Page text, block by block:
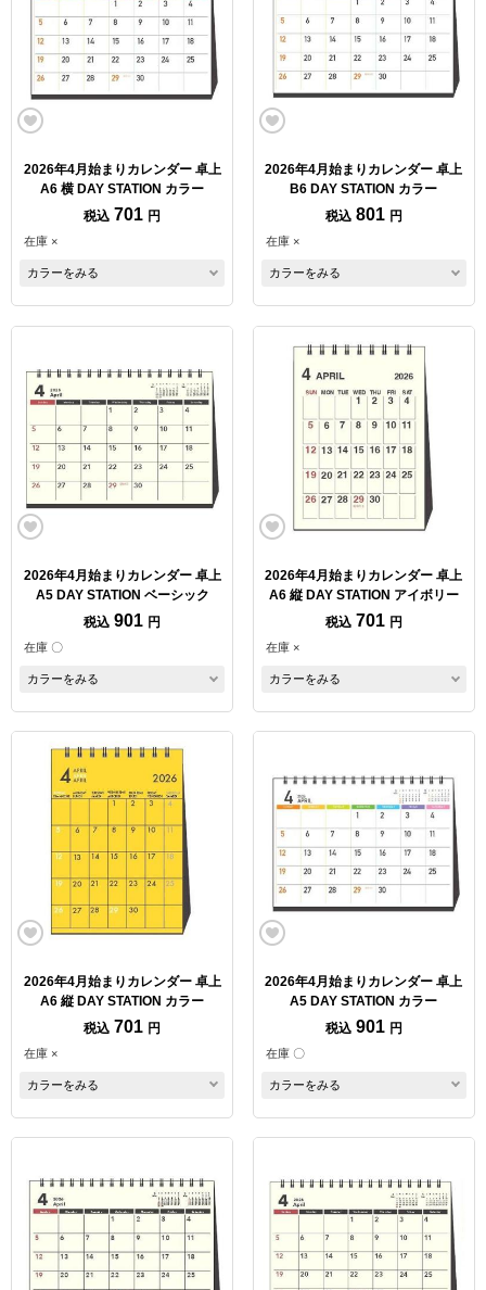
2026年4月始まりカレンダー 卓上
A6 横 DAY STATION カラー
税込 701 円
在庫 ×
カラーをみる
2026年4月始まりカレンダー 卓上
B6 DAY STATION カラー
税込 801 円
在庫 ×
カラーをみる
2026年4月始まりカレンダー 卓上
A5 DAY STATION ベーシック
税込 901 円
在庫 〇
カラーをみる
2026年4月始まりカレンダー 卓上
A6 縦 DAY STATION アイボリー
税込 701 円
在庫 ×
カラーをみる
2026年4月始まりカレンダー 卓上
A6 縦 DAY STATION カラー
税込 701 円
在庫 ×
カラーをみる
2026年4月始まりカレンダー 卓上
A5 DAY STATION カラー
税込 901 円
在庫 〇
カラーをみる